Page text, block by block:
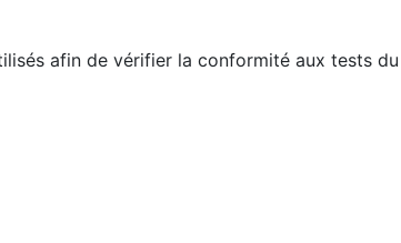
afin de vérifier la conformité aux tests du